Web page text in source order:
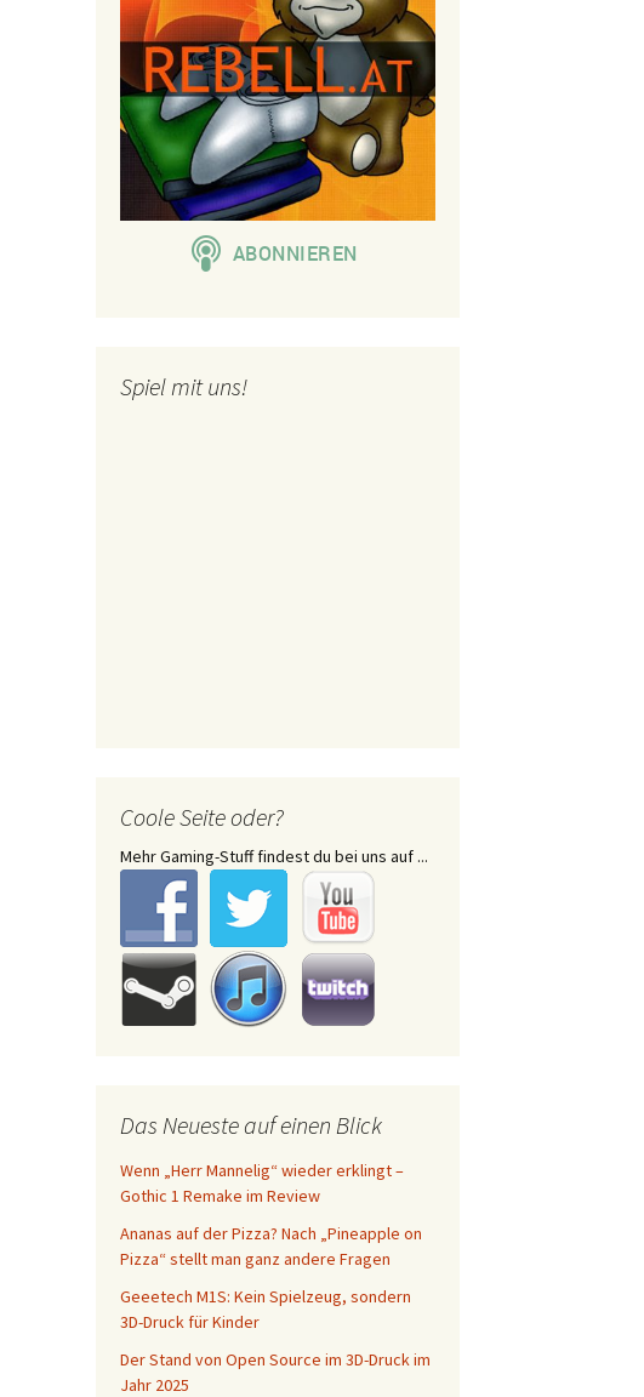
Spiel mit uns!
Coole Seite oder?
Mehr Gaming-Stuff findest du bei uns auf ...
Das Neueste auf einen Blick
Wenn „Herr Mannelig“ wieder erklingt –
Gothic 1 Remake im Review
Ananas auf der Pizza? Nach „Pineapple on
Pizza“ stellt man ganz andere Fragen
Geeetech M1S: Kein Spielzeug, sondern
3D-Druck für Kinder
Der Stand von Open Source im 3D-Druck im
Jahr 2025